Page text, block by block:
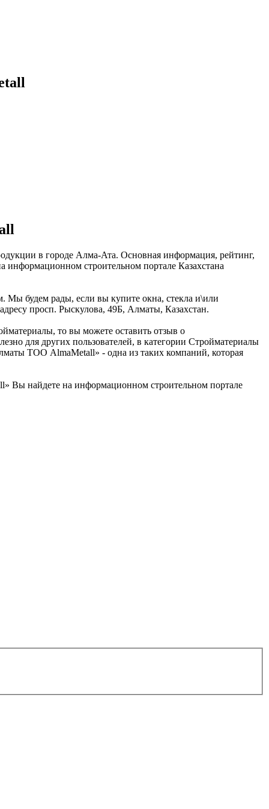
в городе Алма-Ата. Основная информация, рейтинг,
строительном портале Казахстана
Мы будем рады, если вы купите окна, стекла и\или
просп. Рыскулова, 49Б, Алматы, Казахстан.
то вы можете оставить отзыв о
для других пользователей, в категории Стройматериалы
ТОО AlmaMetall» - одна из таких компаний, которая
Вы найдете на информационном строительном портале